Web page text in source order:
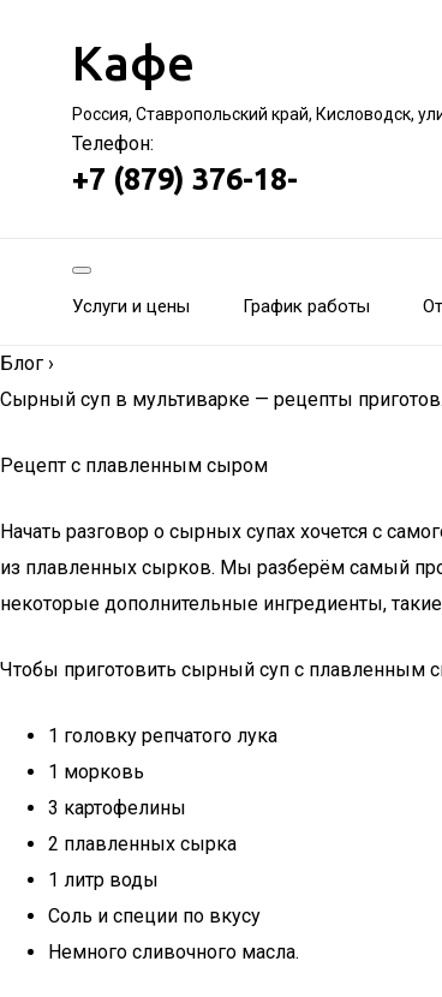
Кафе
Россия, Ставропольский край, Кисловодск,
Телефон:
+7 (879) 376-18-
Услуги и цены График работы
Блог ›
Сырный суп в мультиварке — рецепты
Рецепт с плавленным сыром
Начать разговор о сырных супах хочется с
из плавленных сырков. Мы разберём самый
некоторые дополнительные ингредиенты,
Чтобы приготовить сырный суп с плавленным
1 головку репчатого лука
1 морковь
3 картофелины
2 плавленных сырка
1 литр воды
Соль и специи по вкусу
Немного сливочного масла.